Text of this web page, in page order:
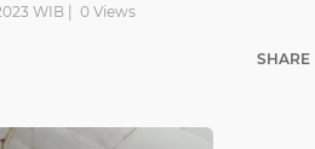
WIB | 0 Views
SHARE